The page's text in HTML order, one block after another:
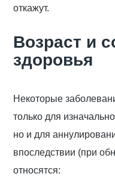
откажут.
Возраст и
здоровья
Некоторые
только для
но и для
впоследствии (при
относятся: